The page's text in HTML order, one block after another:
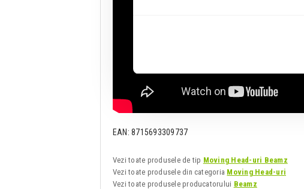
EAN: 8715693309737
Vezi toate produsele de tip Moving Head-uri Beamz
Vezi toate produsele din categoria Moving Head-uri
Vezi toate produsele producatorului Beamz